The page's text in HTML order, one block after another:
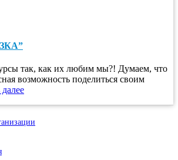
так, как их любим мы?! Думаем, что
возможность поделиться своим
далее